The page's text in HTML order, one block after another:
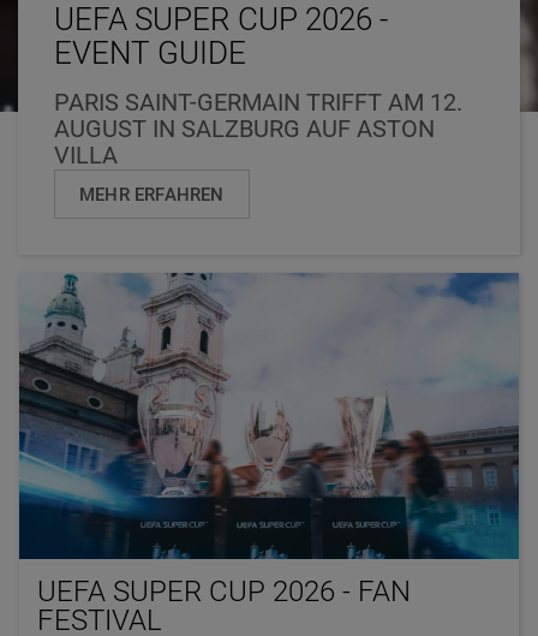
UEFA SUPER CUP 2026 -
EVENT GUIDE
PARIS SAINT-GERMAIN TRIFFT AM 12.
AUGUST IN SALZBURG AUF ASTON
VILLA
MEHR ERFAHREN
UEFA SUPER CUP 2026 - FAN
FESTIVAL